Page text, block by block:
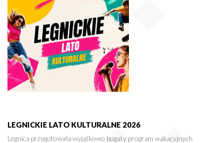
LEGNICKIE LATO KULTURALNE 2026
Legnica przygotowała wyjątkowo bogaty program wakacyjnych